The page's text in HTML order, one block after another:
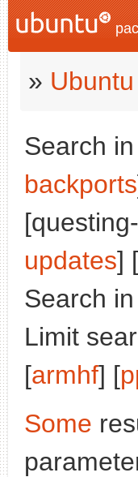
» Ubuntu
Search
backports
updates] [
Search in
Limit
[armhf] [
Some